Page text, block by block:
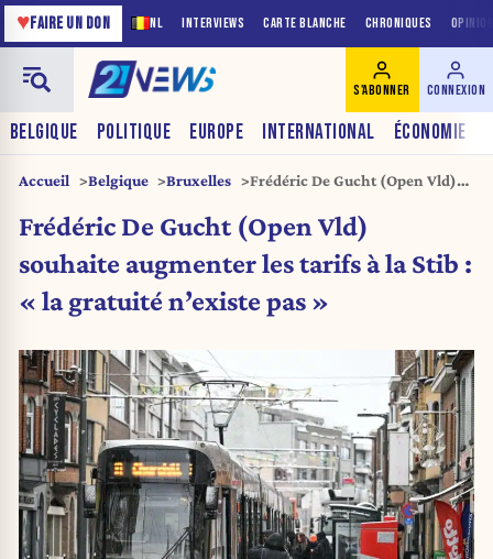
NL INTERVIEWS CARTE BLANCHE CHRONIQUES
♥FAIRE UN DON
BELGIQUE POLITIQUE EUROPE INTERNATIONAL ÉCONOMIE
S'ABONNER CONNEXION
Accueil Belgique Bruxelles
Frédéric De Gucht (Open Vld)
la Stib : « la gratuité n’existe
pas »
Frédéric De Gucht (Open Vld)
souhaite augmenter les tarifs à la Stib :
« la gratuité n’existe pas »